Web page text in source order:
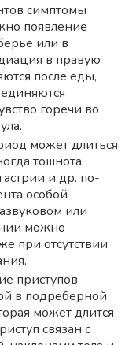
симптомы
появление
или в
в правую
после еды,
горечи во
может длиться
тошнота,
и др. по-
особой
или
можно
при отсутствии
приступов
в подреберной
может длится
связан с